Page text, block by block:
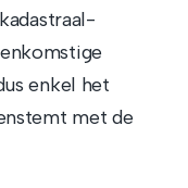
enkel het
met de